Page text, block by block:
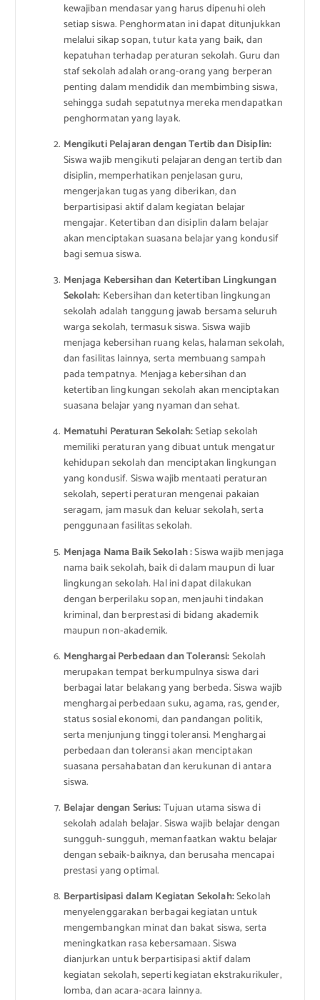
kewajiban mendasar yang harus dipenuhi oleh
setiap siswa. Penghormatan ini dapat ditunjukkan
melalui sikap sopan, tutur kata yang baik, dan
kepatuhan terhadap peraturan sekolah. Guru dan
staf sekolah adalah orang-orang yang berperan
penting dalam mendidik dan membimbing siswa,
sehingga sudah sepatutnya mereka mendapatkan
penghormatan yang layak.
Mengikuti Pelajaran dengan Tertib dan Disiplin:
Siswa wajib mengikuti pelajaran dengan tertib dan
disiplin, memperhatikan penjelasan guru,
mengerjakan tugas yang diberikan, dan
berpartisipasi aktif dalam kegiatan belajar
mengajar. Ketertiban dan disiplin dalam belajar
akan menciptakan suasana belajar yang kondusif
bagi semua siswa.
Menjaga Kebersihan dan Ketertiban Lingkungan
Sekolah: Kebersihan dan ketertiban lingkungan
sekolah adalah tanggung jawab bersama seluruh
warga sekolah, termasuk siswa. Siswa wajib
menjaga kebersihan ruang kelas, halaman sekolah,
dan fasilitas lainnya, serta membuang sampah
pada tempatnya. Menjaga kebersihan dan
ketertiban lingkungan sekolah akan menciptakan
suasana belajar yang nyaman dan sehat.
Mematuhi Peraturan Sekolah:Setiap sekolah
memiliki peraturan yang dibuat untuk mengatur
kehidupan sekolah dan menciptakan lingkungan
yang kondusif. Siswa wajib mentaati peraturan
sekolah, seperti peraturan mengenai pakaian
seragam, jam masuk dan keluar sekolah, serta
penggunaan fasilitas sekolah.
Menjaga Nama Baik Sekolah :Siswa wajib menjaga
nama baik sekolah, baik di dalam maupun di luar
lingkungan sekolah. Hal ini dapat dilakukan
dengan berperilaku sopan, menjauhi tindakan
kriminal, dan berprestasi di bidang akademik
maupun non-akademik.
Menghargai Perbedaan dan Toleransi:Sekolah
merupakan tempat berkumpulnya siswa dari
berbagai latar belakang yang berbeda. Siswa wajib
menghargai perbedaan suku, agama, ras, gender,
status sosial ekonomi, dan pandangan politik,
serta menjunjung tinggi toleransi. Menghargai
perbedaan dan toleransi akan menciptakan
suasana persahabatan dan kerukunan di antara
siswa.
Belajar dengan Serius:Tujuan utama siswa di
sekolah adalah belajar. Siswa wajib belajar dengan
sungguh-sungguh, memanfaatkan waktu belajar
dengan sebaik-baiknya, dan berusaha mencapai
prestasi yang optimal.
Berpartisipasi dalam Kegiatan Sekolah:Sekolah
menyelenggarakan berbagai kegiatan untuk
mengembangkan minat dan bakat siswa, serta
meningkatkan rasa kebersamaan. Siswa
dianjurkan untuk berpartisipasi aktif dalam
kegiatan sekolah, seperti kegiatan ekstrakurikuler,
lomba, dan acara-acara lainnya.